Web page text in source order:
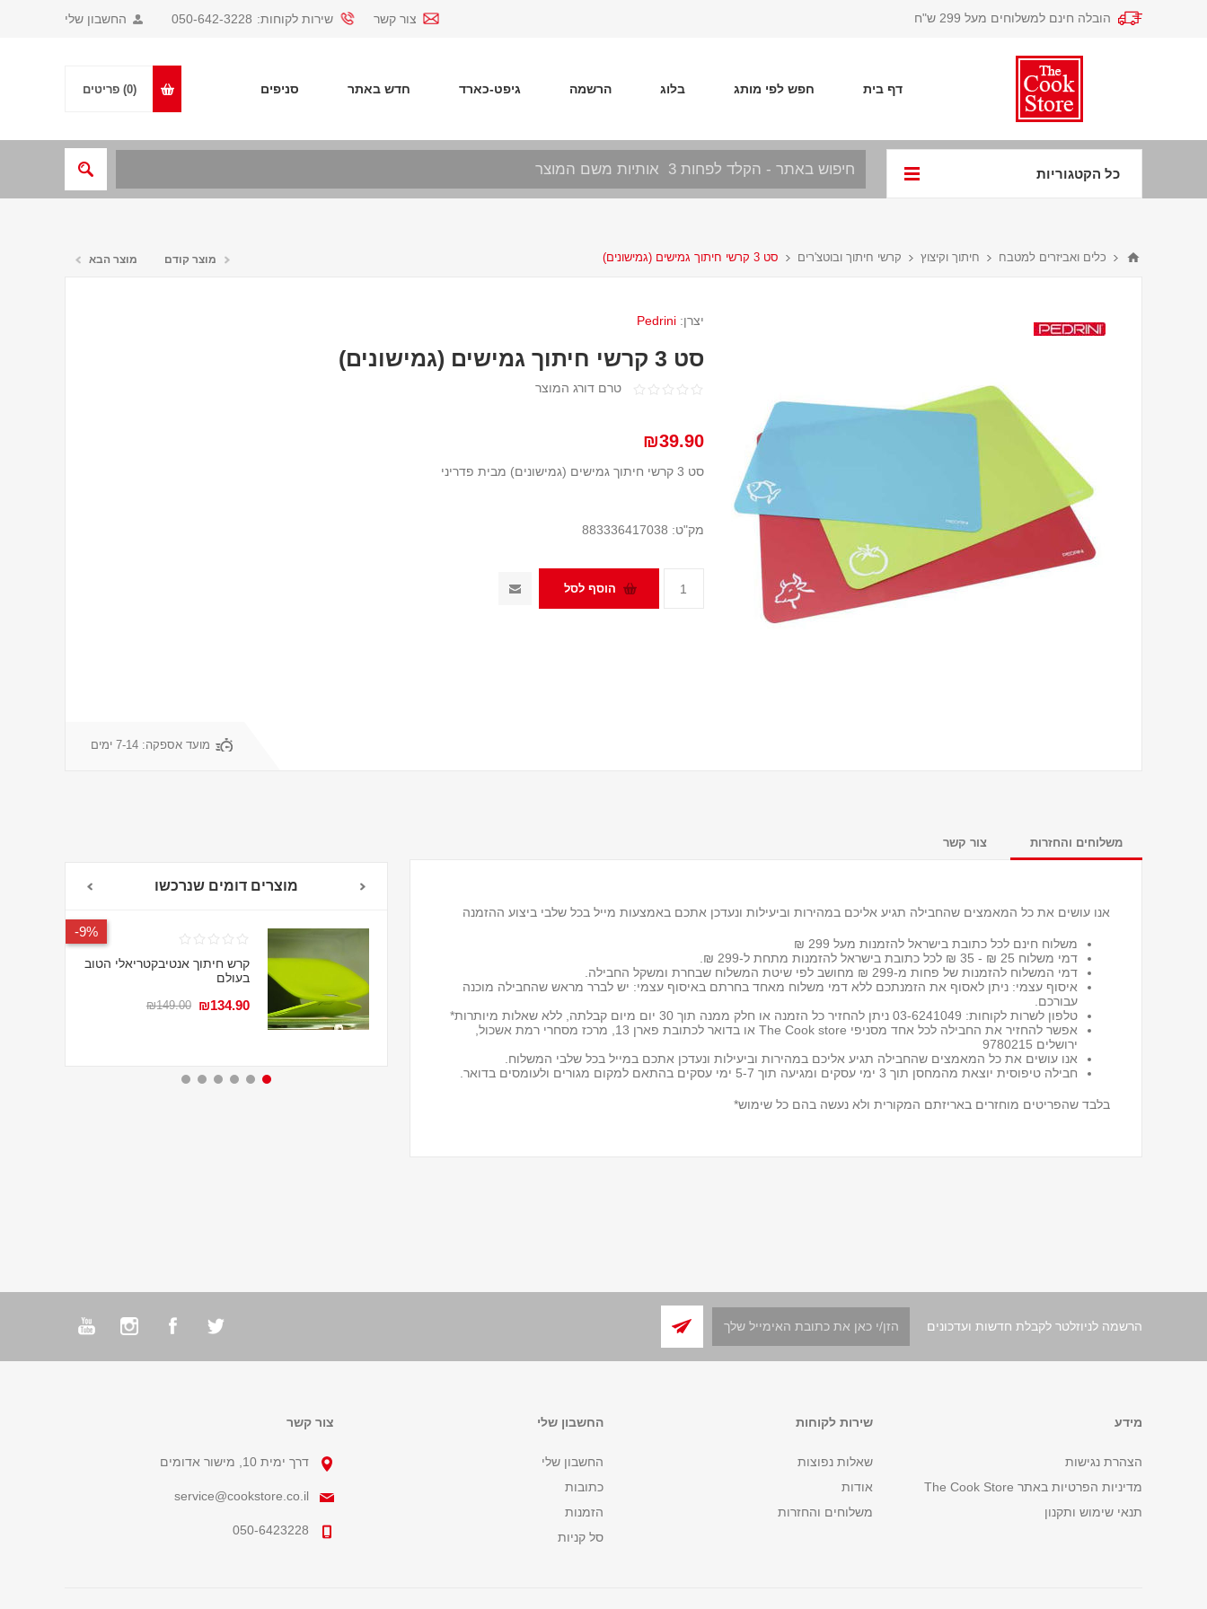
החשבון שלי צור קשר שירות לקוחות: 050-642-3228 הובלה חינם למשלוחים מעל 299 ש"ח
דף בית חפש לפי מותג בלוג הרשמה גיפט-כארד חדש באתר סניפים (0) פריטים
כל הקטגוריות
כלים ואביזרים למטבח חיתוך וקיצוץ קרשי חיתוך ובוטצ'רים סט 3 קרשי חיתוך גמישים (גמישונים) מוצר קודם מוצר הבא
יצרן: Pedrini
סט 3 קרשי חיתוך גמישים (גמישונים)
טרם דורג המוצר
₪39.90
סט 3 קרשי חיתוך גמישים (גמישונים) מבית פדריני
מק"ט: 883336417038
מועד אספקה: 7-14 ימים
משלוחים והחזרות צור קשר
אנו עושים את כל המאמצים שהחבילה תגיע אליכם במהירות וביעילות ונעדכן אתכם באמצעות מייל בכל שלבי ביצוע ההזמנה
משלוח חינם לכל כתובת בישראל להזמנות מעל 299 ₪
דמי משלוח 25 ₪ - 35 ₪ לכל כתובת בישראל
להזמנות מתחת ל-299 ₪.
דמי המשלוח להזמנות של פחות מ-299 ₪ מחושב לפי שיטת המשלוח שבחרת ומשקל החבילה.
איסוף עצמי: ניתן לאסוף את הזמנתכם ללא דמי משלוח מאחד בחרתם באיסוף עצמי: יש לברר מראש שהחבילה מוכנה
עבורכם.
טלפון לשרות לקוחות: 03-6241049 ניתן להחזיר כל הזמנה או חלק ממנה תוך 30 יום מיום קבלתה, ללא שאלות מיותרות*
אפשר להחזיר את החבילה לכל אחד מסניפי The Cook store או בדואר לכתובת פארן 13, מרכז מסחרי רמת אשכול,
ירושלים 9780215
אנו עושים את כל המאמצים שהחבילה תגיע אליכם במהירות וביעילות ונעדכן אתכם במייל בכל שלבי המשלוח.
חבילה טיפוסית יוצאת מהמחסן תוך 3 ימי עסקים ומגיעה תוך 5-7 ימי עסקים בהתאם למקום מגורים ולעומסים בדואר.
בלבד שהפריטים מוחזרים באריזתם המקורית ולא נעשה בהם כל שימוש*
מוצרים דומים שנרכשו
מעמד לכוסות חד פעמיים
Tosca
₪59.00
9%-
קרש חיתוך אנטיבקטריאלי הטוב
בעולם
₪134.90
₪149.00
הרשמה לניוזלטר לקבלת חדשות ועדכונים
מידע
הצהרת נגישות
מדיניות הפרטיות באתר The Cook Store
תנאי שימוש ותקנון
שירות לקוחות
שאלות נפוצות
אודות
משלוחים והחזרות
החשבון שלי
החשבון שלי
כתובות
הזמנות
סל קניות
צור קשר
דרך ימית 10, מישור אדומים
service@cookstore.co.il
050-6423228